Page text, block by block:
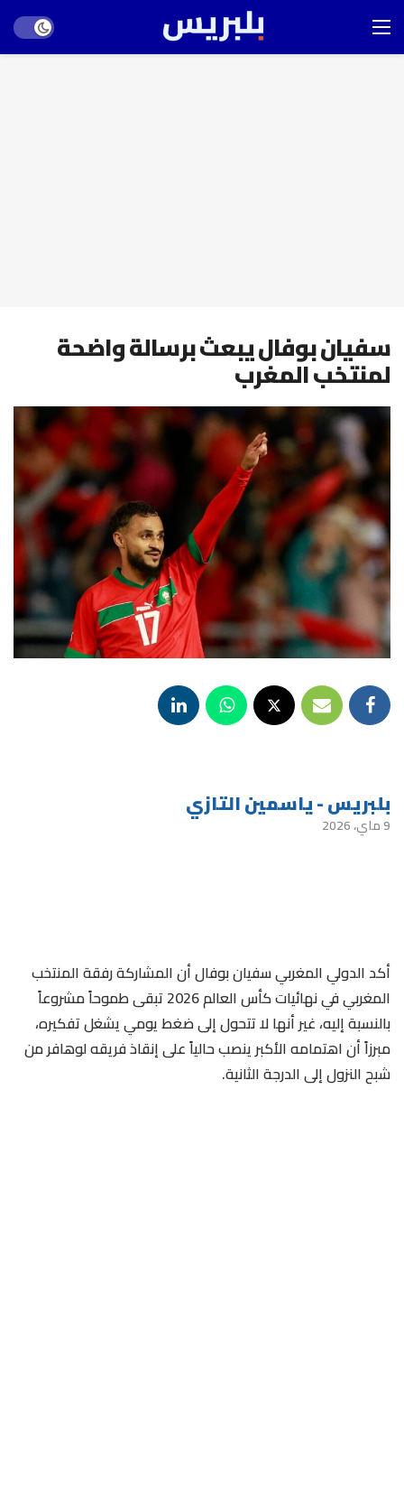
mode
سفيان بوفال يبعث برسالة واضحة
لمنتخب المغرب
بلبريس - ياسمين التازي
9 ماي، 2026
أكد الدولي المغربي سفيان بوفال أن المشاركة رفقة المنتخب
المغربي في نهائيات كأس العالم 2026 تبقى طموحاً مشروعاً
بالنسبة إليه، غير أنها لا تتحول إلى ضغط يومي يشغل تفكيره،
مبرزاً أن اهتمامه الأكبر ينصب حالياً على إنقاذ فريقه لوهافر من
شبح النزول إلى الدرجة الثانية.